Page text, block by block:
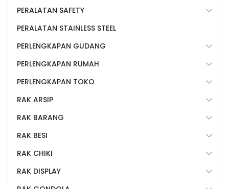
PERALATAN SAFETY
PERALATAN STAINLESS STEEL
PERLENGKAPAN GUDANG
PERLENGKAPAN RUMAH
PERLENGKAPAN TOKO
RAK ARSIP
RAK BARANG
RAK BESI
RAK CHIKI
RAK DISPLAY